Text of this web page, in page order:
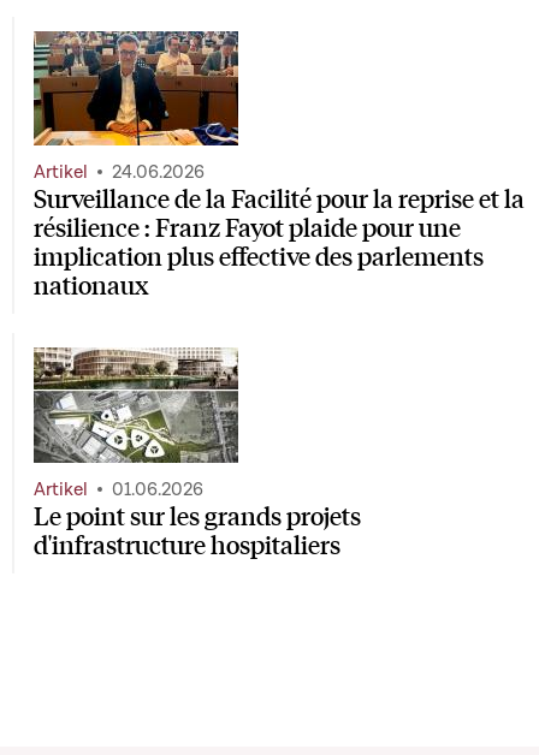
Surveillance de la Facilité pour la reprise et la
résilience : Franz Fayot plaide pour une
implication plus effective des parlements
nationaux
Artikel 24.06.2026
Le point sur les grands projets
d'infrastructure hospitaliers
Artikel 01.06.2026